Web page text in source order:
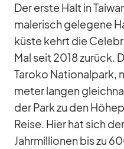
Der erste Halt in
ma­le­risch ge­le­gene
küste kehrt die
Mal seit 2018 zu­rück.
Ta­roko Na­tio­nal­park,
me­ter lan­gen
der Park zu den
Reise. Hier hat sich
Jahr­mil­lio­nen bis zu